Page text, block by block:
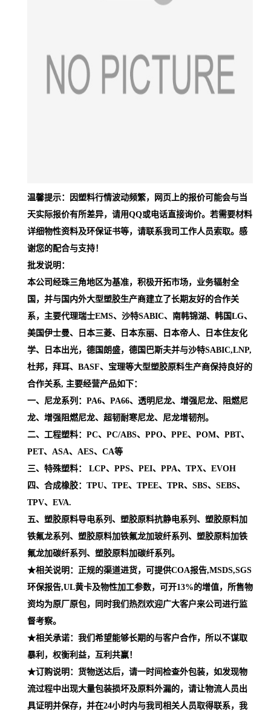
温馨提示：因塑料行情波动频繁，网页上的报价可能会与当
天实际报价有所差异，请用QQ或电话直接询价。若需要材料
详细物性资料及环保证书等，请联系我司工作人员索取。感
谢您的配合与支持！
批发说明：
本公司经珠三角地区为基准，积极开拓市场，业务辐射全
国，并与国内外大型塑胶生产商建立了长期友好的合作关
系，主要代理瑞士EMS、沙特SABIC、南韩锦湖、韩国LG、
美国伊士曼、日本三菱、日本东丽、日本帝人、日本住友化
学、日本出光，德国朗盛，德国巴斯夫并与沙特SABIC,LNP,
杜邦，拜耳、BASF、宝理等大型塑胶原料生产商保持良好的
合作关系, 主要经营产品如下：
一、尼龙系列：PA6、PA66、透明尼龙、增强尼龙、阻燃尼
龙、增强阻燃尼龙、超韧耐寒尼龙、尼龙增韧剂。
二、工程塑料：PC、PC/ABS、PPO、PPE、POM、PBT、
PET、ASA、AES、CA等
三、特殊塑料： LCP、PPS、PEI、PPA、TPX、EVOH
四、合成橡胶：TPU、TPE、TPEE、TPR、SBS、SEBS、
TPV、EVA.
五、塑胶原料导电系列、塑胶原料抗静电系列、塑胶原料加
铁氟龙系列、塑胶原料加铁氟龙加玻纤系列、塑胶原料加铁
氟龙加碳纤系列、塑胶原料加碳纤系列。
★相关说明：正规的渠道进货，可提供COA报告,MSDS,SGS
环保报告,UL黄卡及物性加工参数，可开13%的增值，所售物
资均为原厂原包，同时我们热烈欢迎广大客户来公司进行监
督考察。
★相关承诺：我们希望能够长期的与客户合作，所以不谋取
暴利，权衡利益，互利共赢！
★订购说明：货物送达后，请一时间检查外包装，如发现物
流过程中出现大量包装损坏及原料外漏的，请让物流人员出
具证明并保存，并在24小时内与我司相关人员取得联系，我